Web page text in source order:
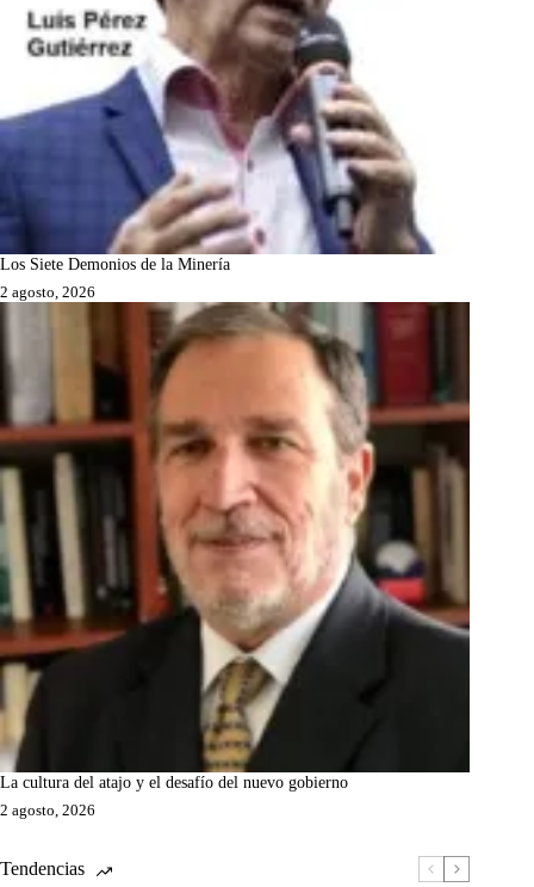
Los Siete Demonios de la Minería
2 agosto, 2026
La cultura del atajo y el desafío del nuevo gobierno
2 agosto, 2026
Tendencias